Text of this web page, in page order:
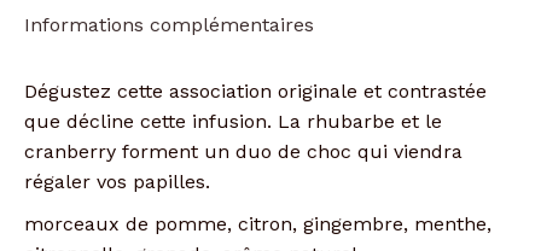
Informations complémentaires
Dégustez cette association originale et contrastée
que décline cette infusion. La rhubarbe et le
cranberry forment un duo de choc qui viendra
régaler vos papilles.
morceaux de pomme, citron, gingembre, menthe,